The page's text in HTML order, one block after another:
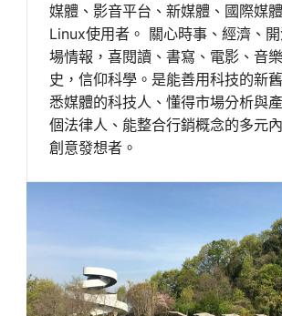
媒體、影音平台、新媒體、國際媒
Linux使用者。 關心時事、經濟、
場情報，喜閱讀、書寫、電影、音
史，信仰科學。是能善用科技的新
悉媒體的科技人、懂得市場分析與
個法律人、能整合行銷概念的多元
創意發想者。